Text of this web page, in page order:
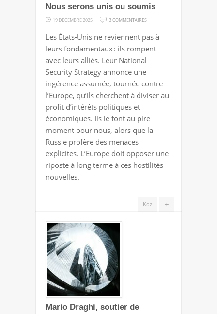
Nous serons unis ou soumis
19 DÉCEMBRE 2025 3 COMMENTAIRES
SERONS
UNIS
Les États-Unis ne reviennent pas à
leurs fondamentaux : ils rompent
avec leurs alliés. Leur National
Security Strategy annonce une
ingérence assumée, tournée contre
l’Europe, qu’ils cherchent à diviser au
profit d’intérêts politiques et
économiques. Ils le font au pire
moment pour nous, alors que la
Russie profère des menaces
explicites. L’Europe doit opposer une
riposte à long terme à ces hostilités
nouvelles.
+
Koz
Mario Draghi, soutier de